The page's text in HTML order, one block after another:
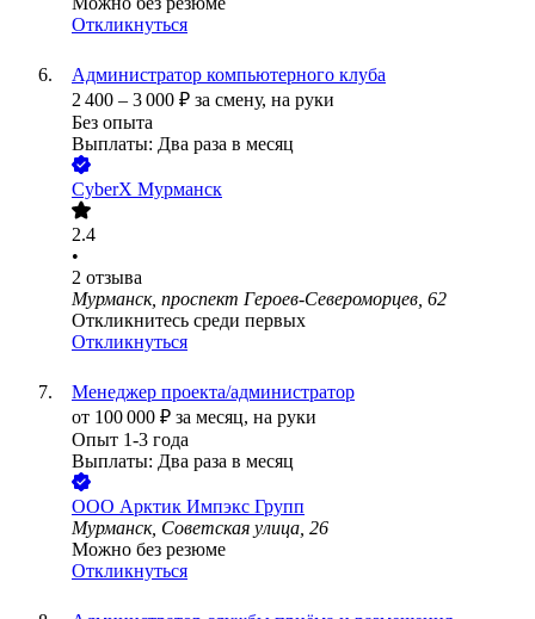
Откликнуться
Администратор компьютерного клуба
2 400 – 3 000 ₽ за смену, на руки
Без опыта
Выплаты: Два раза в месяц
CyberX Мурманск
2.4
•
2 отзыва
Мурманск, проспект Героев-Североморцев, 62
Откликнитесь среди первых
Откликнуться
Менеджер проекта/администратор
от 100 000 ₽ за месяц, на руки
Опыт 1-3 года
Выплаты: Два раза в месяц
ООО Арктик Импэкс Групп
Мурманск, Советская улица, 26
Можно без резюме
Откликнуться